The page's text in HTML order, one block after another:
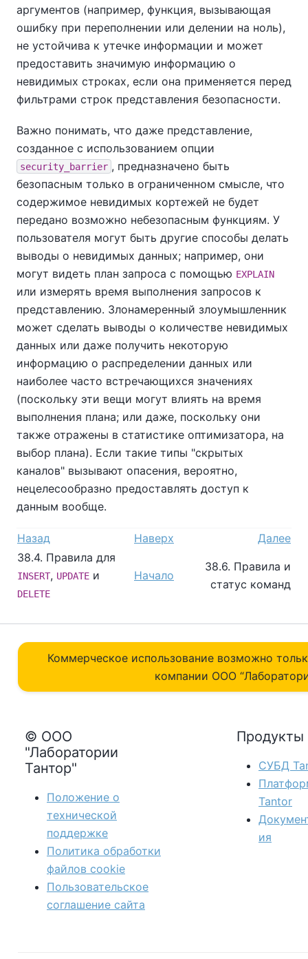
аргументов (например, функция, вызывающая
ошибку при переполнении или делении на ноль),
не устойчива к утечке информации и может
предоставить значимую информацию о
невидимых строках, если она применяется перед
фильтрами строк представления безопасности.
Важно понимать, что даже представление,
созданное с использованием опции
security_barrier , предназначено быть
безопасным только в ограниченном смысле, что
содержимое невидимых кортежей не будет
передано возможно небезопасным функциям. У
пользователя могут быть другие способы делать
выводы о невидимых данных; например, они
могут видеть план запроса с помощью EXPLAIN
или измерять время выполнения запросов к
представлению. Злонамеренный злоумышленник
может сделать выводы о количестве невидимых
данных или даже получить некоторую
информацию о распределении данных или
наиболее часто встречающихся значениях
(поскольку эти вещи могут влиять на время
выполнения плана; или даже, поскольку они
также отражены в статистике оптимизатора, на
выбор плана). Если такие типы "скрытых
каналов" вызывают опасения, вероятно,
нецелесообразно предоставлять доступ к
данным вообще.
Назад Наверх
Далее
38.4. Правила для
INSERT, UPDATE и
DELETE
Начало
38.6. Правила и
статус команд
Коммерческое использование возможно
компании ОOO
© ООО
"Лаборатории
Тантор"
Положение о
технической
поддержке
Политика обработки
файлов сookie
Пользовательское
соглашение сайта
Продукты
СУБД
Tantor
ия